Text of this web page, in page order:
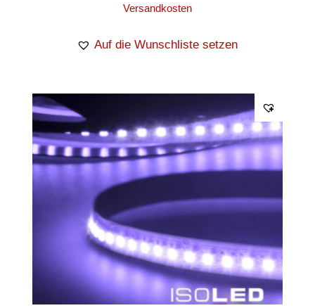
Versandkosten
Auf die Wunschliste setzen